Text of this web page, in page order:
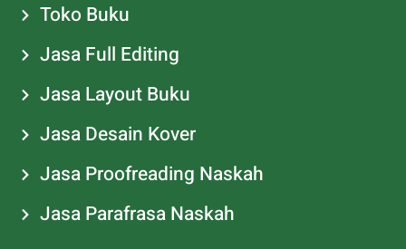
Toko Buku
Jasa Full Editing
Jasa Layout Buku
Jasa Desain Kover
Jasa Proofreading Naskah
Jasa Parafrasa Naskah